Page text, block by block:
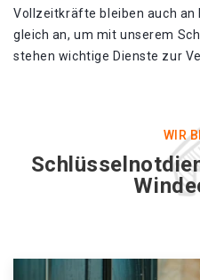
Vollzeitkräfte bleiben auch an
gleich an, um mit unserem
stehen wichtige Dienste zur
WIR